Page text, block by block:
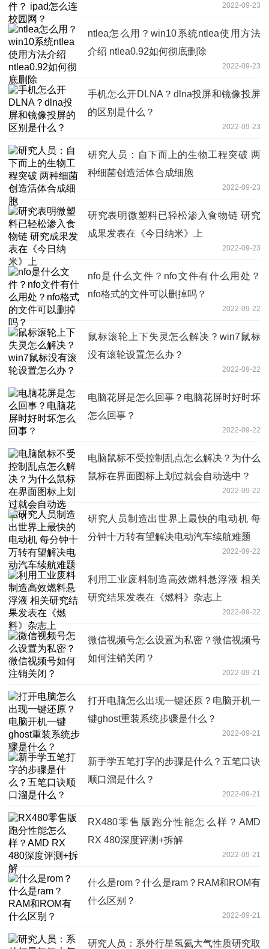
2022-09-23
ntlea怎么用？win10系统ntlea使用方法
介绍 ntlea0.92如何彻底删除
2022-09-23
手机怎么开DLNA？dlna投屏和镜像投屏
的区别是什么？
2022-09-23
研究人员：自下而上的生物工程突破 两
种细菌创造活体合成细胞
2022-09-23
研究表明微塑料已轻松渗入食物链 研究
成果发表在《今日纳米》上
2022-09-23
nfo是什么文件？nfo文件有什么用处？
nfo格式的文件可以删掉吗？
2022-09-22
鼠标滚轮上下失灵怎么解决？win7鼠标
没有滚轮设置怎么办？
2022-09-22
电脑花屏是怎么回事？电脑花屏时好时坏
怎么回事？
2022-09-22
电脑鼠标不受控制乱点怎么解决？为什么
鼠标在界面图标上划过就会自动选中？
2022-09-22
研究人员制造出世界上最快的电动机 每
分钟十万转有望解决电动汽车续航难题
2022-09-22
利用工业废料制造高效燃料悬浮液 相关
研究结果发表在《燃料》杂志上
2022-09-22
微信视频号怎么设置为私密？微信视频号
如何注销关闭？
2022-09-21
打开电脑怎么出现一键还原？电脑开机一
键ghost重装系统步骤是什么？
2022-09-21
新手学五笔打字的步骤是什么？五笔口诀
顺口溜是什么？
2022-09-21
RX480零售版跑分性能怎么样？AMD
RX 480深度评测+拆解
2022-09-21
什么是rom？什么是ram？RAM和ROM有
什么区别？
2022-09-21
研究人员：系外行星氢氦大气性质研究取